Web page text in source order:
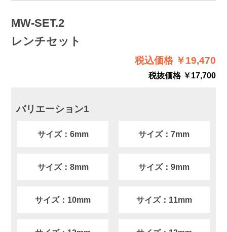
MW-SET.2
レンチセット
税込価格 ￥19,470
税抜価格 ￥17,700
バリエーション1
サイズ：6mm サイズ：7mm
サイズ：8mm サイズ：9mm
サイズ：10mm サイズ：11mm